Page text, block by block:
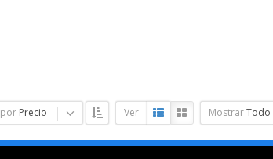
Precio Ver Mostrar Todo